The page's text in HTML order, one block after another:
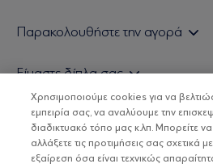
Τιμολογιακή Πολιτική
Δείτε τις πολιτικές μας
Βασικές Γνώσεις
Παρακολουθήστε την αγορά
Τα νέα μας
Χρήσιμοι σύνδεσμοι
Είμαστε δίπλα σας
H Eurobank Asset Management
Επενδυτική φιλοσοφία ESG
Πιστοποιημένα στελέχη και
ΟΙ ΟΣΕΚΑ ΔΕΝ ΕΧΟΥΝ
ΠΡΟΗΓΟΥΜΕΝΕΣ ΑΠΟΔΟΣΕΙΣ
Χρησιμοποιούμε cookies για να
εμπειρία σας, να αναλύουμε την
διαδικτυακό τόπο μας κ.λπ. Μπορείτε να
αλλάξετε τις προτιμήσεις σας σχετικά
εξαίρεση όσα είναι τεχνικώς